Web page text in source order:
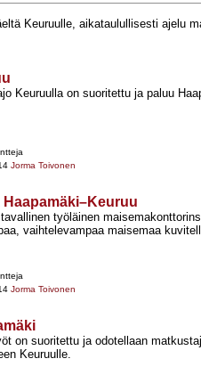
Keuruulle, aikataulullisesti ajelu
Keuruulla on suoritettu ja paluu
Jorma Toivonen
Haapamäki–Keuruu
työläinen
vaihtelevampaa maisemaa
Jorma Toivonen
on suoritettu ja odotellaan
Keuruulle.